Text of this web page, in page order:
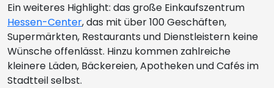
Ein weiteres Highlight: das große Einkaufszentrum
Hessen-Center, das mit über 100 Geschäften,
Supermärkten, Restaurants und Dienstleistern keine
Wünsche offenlässt. Hinzu kommen zahlreiche
kleinere Läden, Bäckereien, Apotheken und Cafés im
Stadtteil selbst.